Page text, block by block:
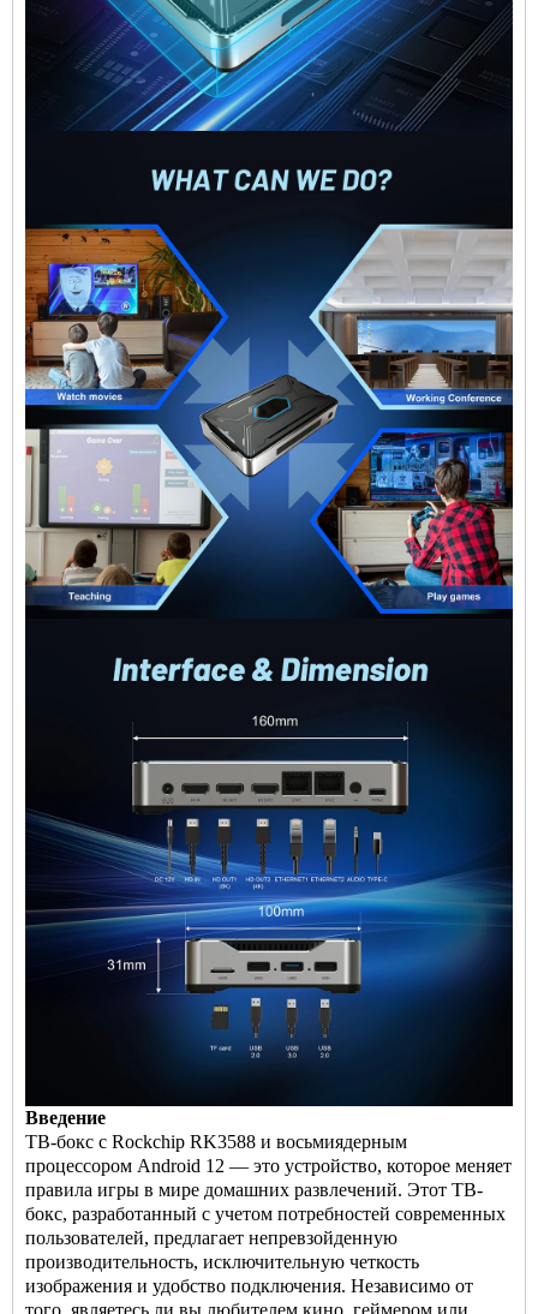
Введение
ТВ-бокс с Rockchip RK3588 и восьмиядерным
процессором Android 12 — это устройство, которое меняет
правила игры в мире домашних развлечений. Этот ТВ-
бокс, разработанный с учетом потребностей современных
пользователей, предлагает непревзойденную
производительность, исключительную четкость
изображения и удобство подключения. Независимо от
того, являетесь ли вы любителем кино, геймером или